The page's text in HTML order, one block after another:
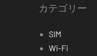
カテゴリー
SIM
Wi-Fi